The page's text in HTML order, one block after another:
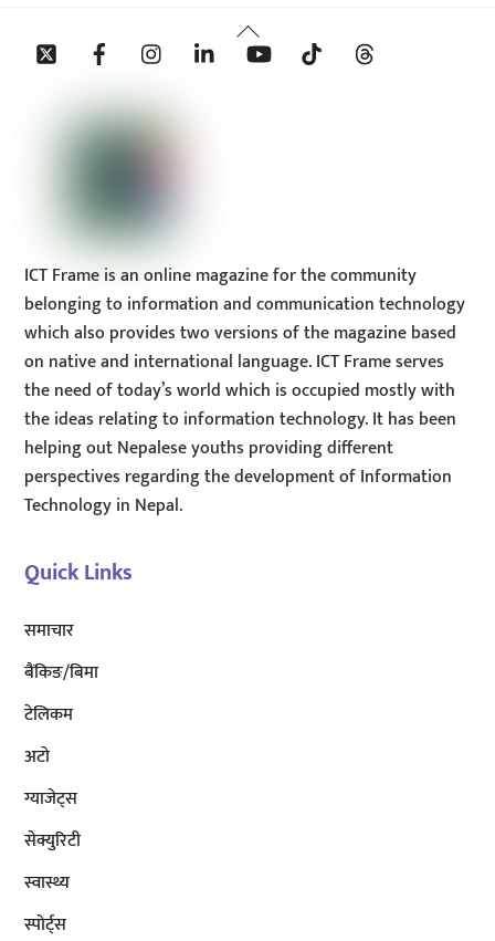
Back
To
Twitter Facebook InstagramLinkedin YouTube Tiktok
ICT Frame is an online magazine for the community
belonging to information and communication technology
which also provides two versions of the magazine based
on native and international language. ICT Frame serves
the need of today’s world which is occupied mostly with
the ideas relating to information technology. It has been
helping out Nepalese youths providing different
perspectives regarding the development of Information
Technology in Nepal.
Quick Links
समाचार
बैंकिङ/बिमा
टेलिकम
अटाे
ग्याजेट्स
सेक्युरिटी
स्वास्थ्य
स्पोर्ट्स